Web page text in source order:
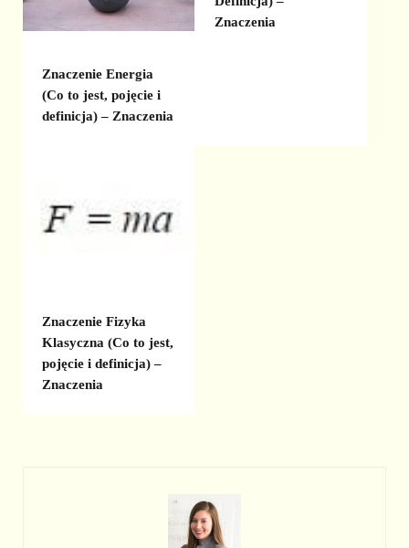
Znaczenie Energia
(Co to jest, pojęcie i
definicja) – Znaczenia
Znaczenia
Znaczenie Fizyka
Klasyczna (Co to jest,
pojęcie i definicja) –
Znaczenia